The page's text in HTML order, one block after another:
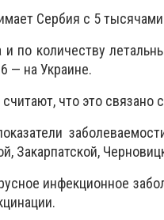
Сербия с 5
и по количеству
— на Украине.
что это связано
Закарпатской,
инфекционное